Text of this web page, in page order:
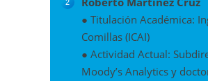
● Titulación Académica:
Comillas (ICAI)
● Actividad Actual:
Moody’s Analytics y